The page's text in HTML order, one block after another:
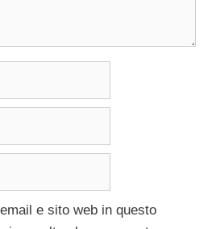
e sito web in questo